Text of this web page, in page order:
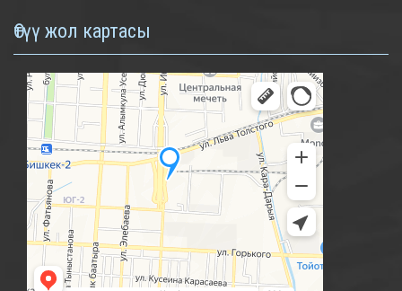
Өтүү жол картасы